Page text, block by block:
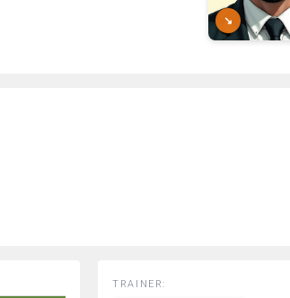
↘
TRAINER: